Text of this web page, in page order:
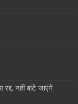
नहीं बांटे जाएंगे